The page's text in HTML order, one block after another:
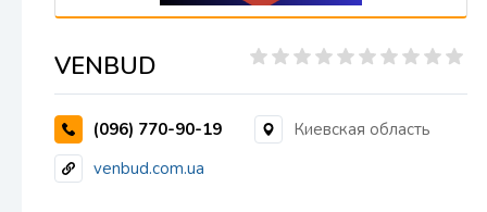
VENBUD
(096) 770-90-19
Киевская область
venbud.com.ua